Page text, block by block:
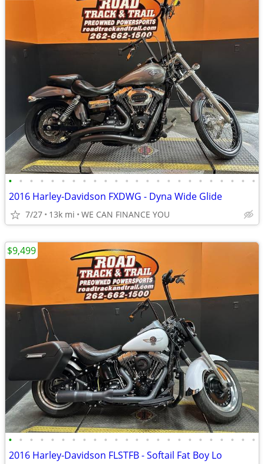
• • • • • • • • • • • • • • • • • • • • • • • •
2016 Harley-Davidson FXDWG - Dyna Wide Glide
7/27 13k mi WE CAN FINANCE YOU
• • • • • • • • • • • • • • • • • • • • • • • •
2016 Harley-Davidson FLSTFB - Softail Fat Boy Lo
$9,499